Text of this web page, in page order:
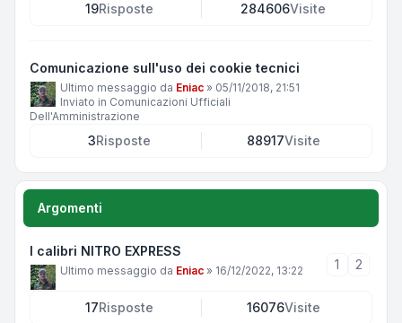
19Risposte 284606Visite
Comunicazione sull'uso dei cookie tecnici
Ultimo messaggio da Eniac » 05/11/2018, 21:51
Inviato in Comunicazioni Ufficiali
Dell'Amministrazione
3Risposte 88917Visite
Argomenti
I calibri NITRO EXPRESS
Ultimo messaggio da Eniac » 16/12/2022, 13:22 1 2
17Risposte 16076Visite